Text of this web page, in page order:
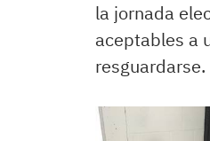
la jornada
aceptables a